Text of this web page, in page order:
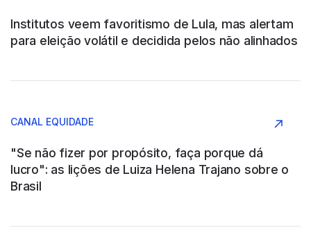
Agronegócio
Institutos veem favoritismo de Lula, mas alertam
para eleição volátil e decidida pelos não alinhados
CANAL EQUIDADE
"Se não fizer por propósito, faça porque dá
lucro": as lições de Luiza Helena Trajano sobre o
Brasil